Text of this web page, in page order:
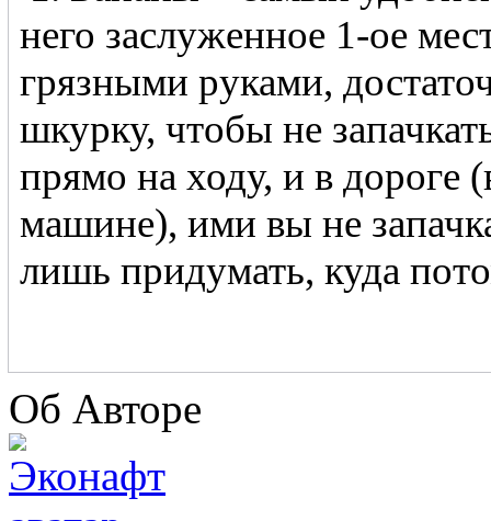
него заслуженное 1-ое
грязными руками,
шкурку, чтобы не
прямо на ходу, и в дороге
машине), ими вы не
лишь придумать, куда
Об Авторе